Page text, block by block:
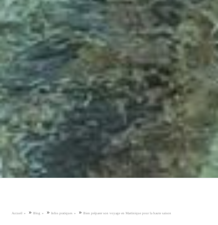
Accueil » Blog » Infos pratiques » Bien préparer son voyage en Martinique pour la haute saison